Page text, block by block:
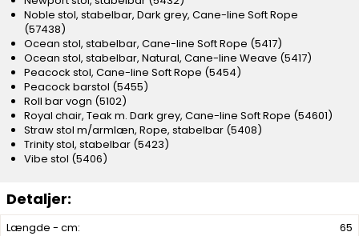
Længde - cm:
65
Noble stol, stabelbar, Dark grey, Cane-line Soft Rope
(57438)
Ocean stol, stabelbar, Cane-line Soft Rope (5417)
Ocean stol, stabelbar, Natural, Cane-line Weave (5417)
Peacock stol, Cane-line Soft Rope (5454)
Peacock barstol (5455)
Roll bar vogn (5102)
Royal chair, Teak m. Dark grey, Cane-line Soft Rope (54601)
Straw stol m/armlæn, Rope, stabelbar (5408)
Trinity stol, stabelbar (5423)
Vibe stol (5406)